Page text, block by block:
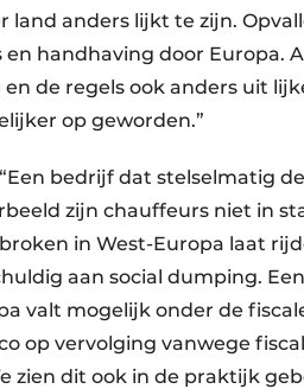
land anders lijkt te zijn.
en handhaving door Europa.
de regels ook anders uit
op geworden.”
bedrijf dat stelsel­matig
zijn chauffeurs niet in
in West-Europa laat
aan social dumping.
valt mogelijk onder de
op vervolging vanwege
zien dit ook in de praktijk